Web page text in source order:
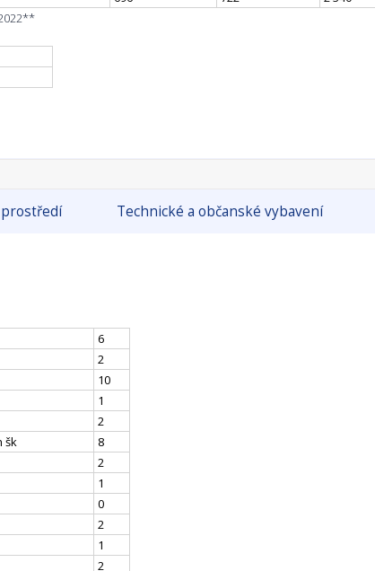
Technické a občanské vybavení
6
2
10
1
2
šk
8
2
1
0
2
1
2